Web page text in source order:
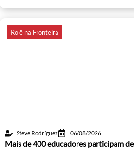
Rolê na Fronteira
Steve Rodríguez 06/08/2026
Mais de 400 educadores participam de